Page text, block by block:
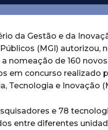
da Gestão e da
(MGI) autorizou,
a nomeação de 160
em concurso realizado
Tecnologia e Inovação
e 78
entre diferentes